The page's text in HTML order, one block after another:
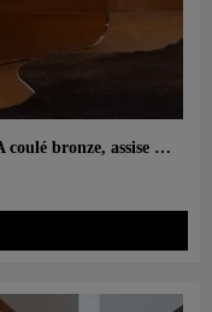
Chaise design MW04 – Parois en PMMA coulé bronze, assise en mousse